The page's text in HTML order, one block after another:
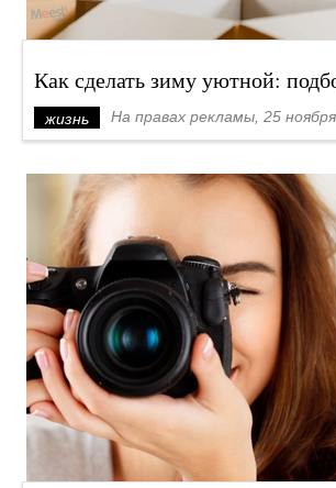
Как сделать зиму уютной:
жизнь На правах рекламы, 25